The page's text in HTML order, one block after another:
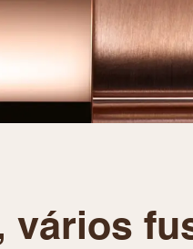
vários